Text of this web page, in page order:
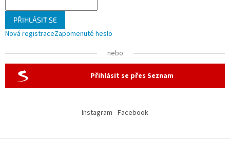
PŘIHLÁSIT SE
Nová registraceZapomenuté heslo
nebo
Přihlásit se přes Seznam
Instagram Facebook